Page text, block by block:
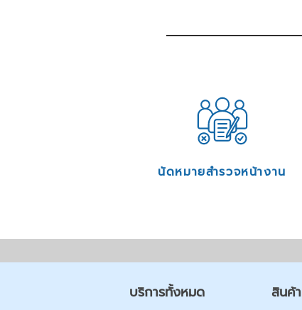
นัดหมายสำรวจหน้างาน
บริการทั้งหมด สินค้า